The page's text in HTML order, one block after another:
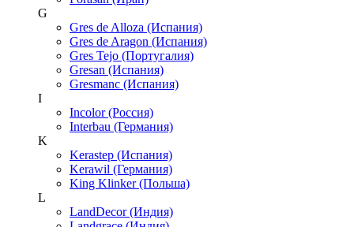
G
Gres de Alloza (Испания)
Gres de Aragon (Испания)
Gres Tejo (Португалия)
Gresan (Испания)
Gresmanc (Испания)
I
Incolor (Россия)
Interbau (Германия)
K
Kerastep (Испания)
Kerawil (Германия)
King Klinker (Польша)
L
LandDecor (Индия)